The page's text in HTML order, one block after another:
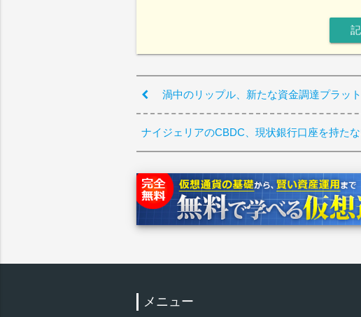
渦中のリップル、新たな資金調達プラッ
ナイジェリアのCBDC、現状銀行口座を持た
メニュー